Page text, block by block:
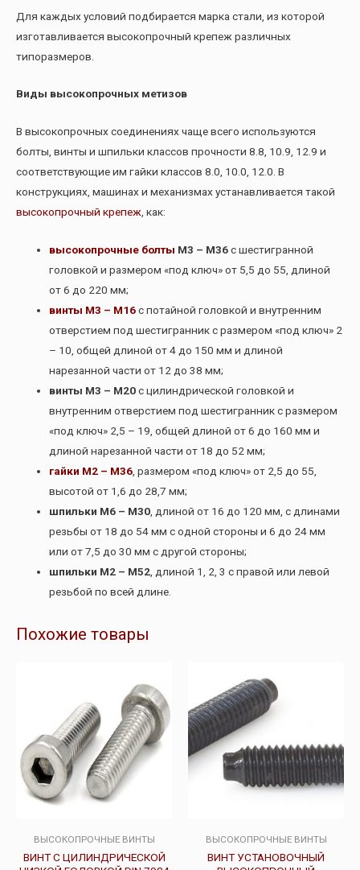
Для каждых условий подбирается марка стали, из которой
изготавливается высокопрочный крепеж различных
типоразмеров.
Виды высокопрочных метизов
В высокопрочных соединениях чаще всего используются
болты, винты и шпильки классов прочности 8.8, 10.9, 12.9 и
соответствующие им гайки классов 8.0, 10.0, 12.0. В
конструкциях, машинах и механизмах устанавливается такой
высокопрочный крепеж, как:
высокопрочные болты М3 – М36с шестигранной
головкой и размером «под ключ» от 5,5 до 55, длиной
от 6 до 220 мм;
винты М3 – М16с потайной головкой и внутренним
отверстием под шестигранник с размером «под ключ» 2
– 10, общей длиной от 4 до 150 мм и длиной
нарезанной части от 12 до 38 мм;
винты М3 – М20с цилиндрической головкой и
внутренним отверстием под шестигранник с размером
«под ключ» 2,5 – 19, общей длиной от 6 до 160 мм и
длиной нарезанной части от 18 до 52 мм;
гайки М2 – М36 , размером «под ключ» от 2,5 до 55,
высотой от 1,6 до 28,7 мм;
шпильки М6 – М30 , длиной от 16 до 120 мм, с длинами
резьбы от 18 до 54 мм с одной стороны и 6 до 24 мм
или от 7,5 до 30 мм с другой стороны;
шпильки М2 – М52 , длиной 1, 2, 3 с правой или левой
резьбой по всей длине.
Похожие товары
ВЫСОКОПРОЧНЫЕ ВИНТЫ
ВИНТ С ЦИЛИНДРИЧЕСКОЙ
ВЫСОКОПРОЧНЫЕ ВИНТЫ
ВИНТ УСТАНОВОЧНЫЙ